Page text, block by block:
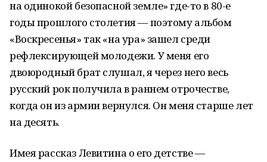
на одинокой безопасной земле» где-то в 80-е
годы прошлого столетия — поэтому альбом
«Воскресенья» так «на ура» зашел среди
рефлексирующей молодежи. У меня его
двоюродный брат слушал, я через него весь
русский рок получила в раннем отрочестве,
когда он из армии вернулся. Он меня старше лет
на десять.
Имея рассказ Левитина о его детстве —